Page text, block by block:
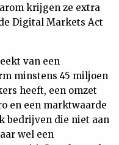
krijgen ze extra
Digital Markets Act
van een
minstens 45 miljoen
heeft, een omzet
en een marktwaarde
bedrijven die niet aan
wel een